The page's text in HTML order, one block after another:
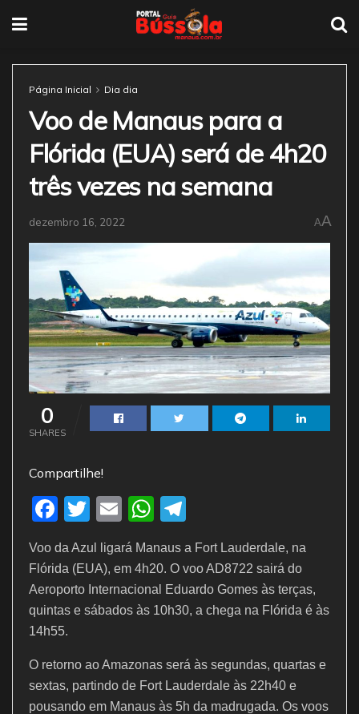
Página Inicial Dia dia
Voo de Manaus para a
Flórida (EUA) será de 4h20
três vezes na semana
dezembro 16, 2022 AA
0
SHARES
Compartilhe!
F
a
c
e
b
o
o
k
T
w
itt
er
E
m
ai
l
W
at
s
A
p
el
e
gr
a
Voo da Azul ligará Manaus a Fort Lauderdale, na
Flórida (EUA), em 4h20. O voo AD8722 sairá do
Aeroporto Internacional Eduardo Gomes às terças,
quintas e sábados às 10h30, a chega na Flórida é às
14h55.
O retorno ao Amazonas será às segundas, quartas e
sextas, partindo de Fort Lauderdale às 22h40 e
pousando em Manaus às 5h da madrugada. Os voos